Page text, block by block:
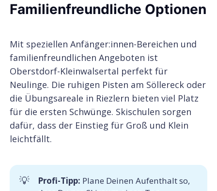
Familienfreundliche Optionen
Mit speziellen Anfänger:innen-Bereichen und
familienfreundlichen Angeboten ist
Oberstdorf-Kleinwalsertal perfekt für
Neulinge. Die ruhigen Pisten am Söllereck oder
die Übungsareale in Riezlern bieten viel Platz
für die ersten Schwünge. Skischulen sorgen
dafür, dass der Einstieg für Groß und Klein
leichtfällt.
💡 Profi-Tipp: Plane Deinen Aufenthalt so,